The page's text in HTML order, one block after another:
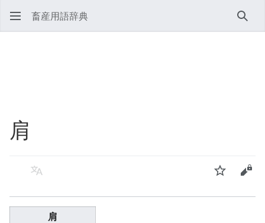
畜産用語辞典 検索
肩
言語 ウォッチソ
肩